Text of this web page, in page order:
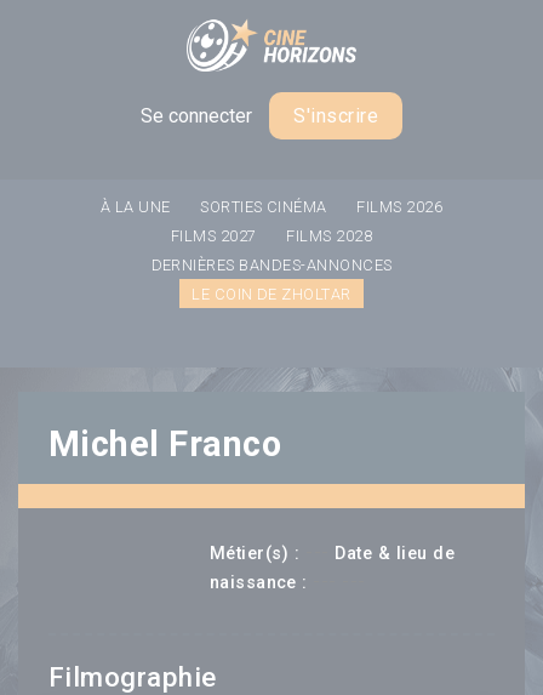
Se connecter S'inscrire
À LA UNE SORTIES CINÉMA
FILMS 2026
FILMS 2027
FILMS 2028
DERNIÈRES BANDES-ANNONCES
LE COIN DE ZHOLTAR
Michel Franco
Métier(s) :
Date & lieu de
naissance :
Filmographie
Panneau de gestion des cookies